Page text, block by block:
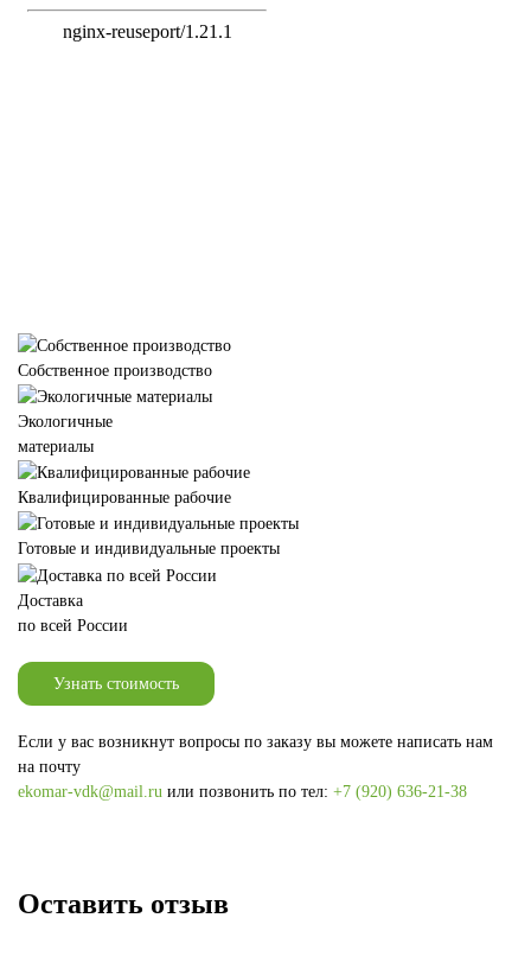
Собственное производство
Экологичные
материалы
Квалифицированные рабочие
Готовые и индивидуальные проекты
Доставка
по всей России
Узнать стоимость
Если у вас возникнут вопросы по заказу вы можете написать нам
на почту
ekomar-vdk@mail.ru или позвонить по тел: +7 (920) 636-21-38
Оставить отзыв